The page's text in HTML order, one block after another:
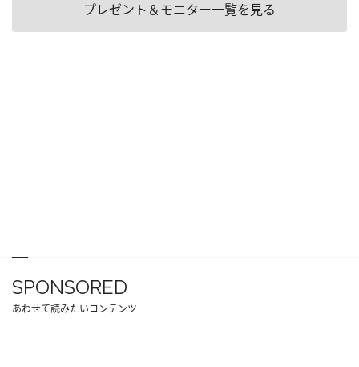
プレゼント＆モニター一覧を見る
SPONSORED
あわせて読みたいコンテンツ